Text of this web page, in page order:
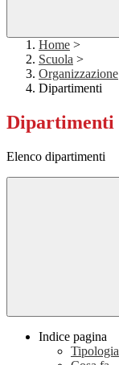
Home >
Scuola >
Organizzazione
Dipartimenti
Dipartimenti
Elenco dipartimenti
Indice pagina
Tipologia